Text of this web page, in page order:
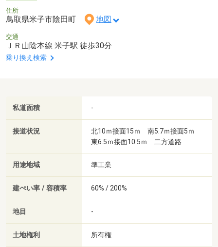
住所
鳥取県米子市陰田町 地図
交通
ＪＲ山陰本線 米子駅 徒歩30分
乗り換え検索
私道面積 -
接道状況
北10ｍ接面15ｍ 南5.7ｍ接面5ｍ
東6.5ｍ接面10.5ｍ 二方道路
用途地域 準工業
建ぺい率 / 容積率 60% / 200%
地目 -
土地権利 所有権